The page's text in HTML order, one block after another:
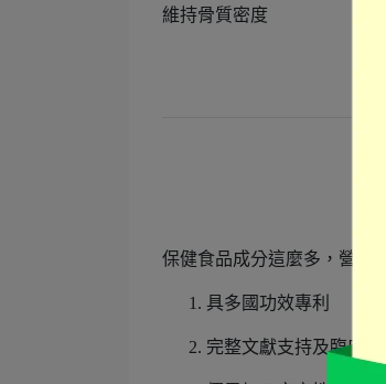
維持骨質密度
保健食品成分這麼多，營養
具多國功效專利
完整文獻支持及臨床